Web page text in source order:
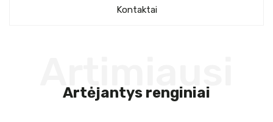
Kontaktai
Artėjantys renginiai